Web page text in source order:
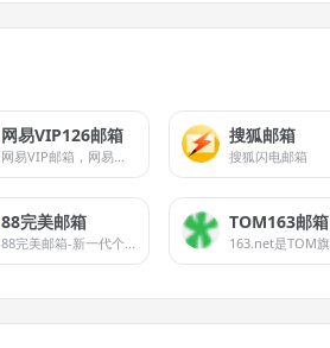
网易VIP126邮箱
网易VIP邮箱，网易旗下高端邮箱品牌，安全、专业、高效的个人收费邮箱，精英人士必备
搜狐邮箱
搜狐闪电邮箱
88完美邮箱
88完美邮箱-新一代个人免费邮箱-完美邮箱让沟通更正式更完美
TOM163邮箱